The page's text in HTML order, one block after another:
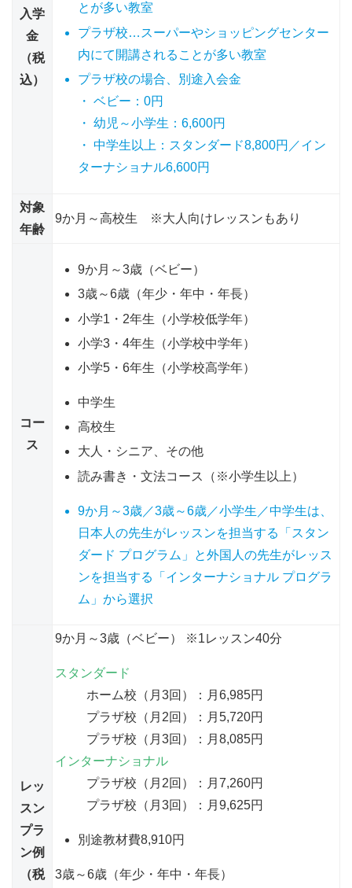
入学
金
（税
込）
とが多い教室
プラザ校…スーパーやショッピングセンター
内にて開講されることが多い教室
プラザ校の場合、別途入会金
・ ベビー：0円
・ 幼児～小学生：6,600円
・ 中学生以上：スタンダード8,800円／イン
ターナショナル6,600円
対象
年齢
9か月～高校生 ※大人向けレッスンもあり
コー
ス
9か月～3歳（ベビー）
3歳～6歳（年少・年中・年長）
小学1・2年生（小学校低学年）
小学3・4年生（小学校中学年）
小学5・6年生（小学校高学年）
中学生
高校生
大人・シニア、その他
読み書き・文法コース（※小学生以上）
9か月～3歳／3歳～6歳／小学生／中学生は、
日本人の先生がレッスンを担当する「スタン
ダード プログラム」と外国人の先生がレッス
ンを担当する「インターナショナル プログラ
ム」から選択
レッ
スン
プラ
ン例
（税
9か月～3歳（ベビー） ※1レッスン40分
スタンダード
ホーム校（月3回）：月6,985円
プラザ校（月2回）：月5,720円
プラザ校（月3回）：月8,085円
インターナショナル
プラザ校（月2回）：月7,260円
プラザ校（月3回）：月9,625円
別途教材費8,910円
3歳～6歳（年少・年中・年長）